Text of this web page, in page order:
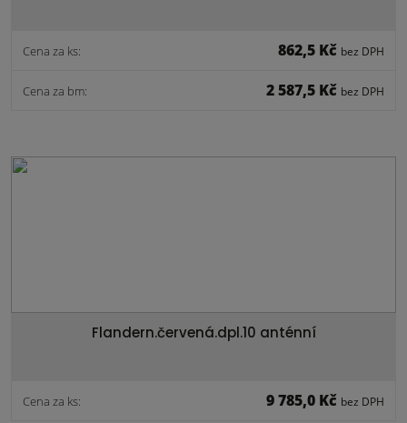
Cena za ks: 862,5 Kč bez DPH
Cena za bm: 2 587,5 Kč bez DPH
Flandern.červená.dpl.10 anténní
Cena za ks: 9 785,0 Kč bez DPH